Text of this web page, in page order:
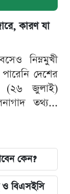
কারণ যা
নিম্নমুখী
দেশের
(২৬ জুলাই)
তথ্য...
কেন?
বিএসইসি